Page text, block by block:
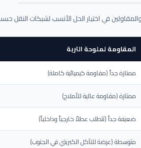
في اختيار الحل الأنسب لشبكات النقل
المقاومة لملوحة التربة
ممتازة جداً (مقاومة كيميائية كاملة)
ممتازة (مقاومة عالية للأملاح)
ضعيفة جداً (تتطلب عطلاً خارجياً وداخلياً)
متوسطة (عرضة للتآكل الكبريتي في الجنوب)